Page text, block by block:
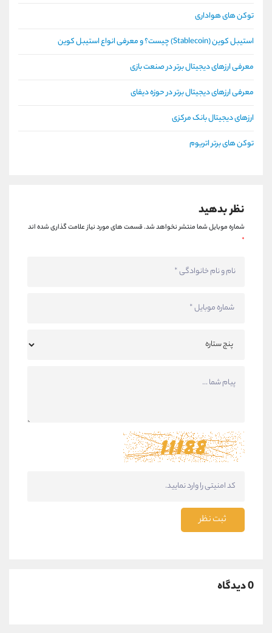
توکن های هواداری
استیبل کوین (Stablecoin) چیست؟ و معرفی انواع استیبل کوین
معرفی ارزهای دیجیتال برتر در صنعت بازی
معرفی ارزهای دیجیتال برتر در حوزه دیفای
ارزهای دیجیتال بانک مرکزی
توکن های برتر اتریوم
نظر بدهید
شماره موبایل شما منتشر نخواهد شد.قسمت های مورد نیاز علامت گذاری شده اند
*
ثبت نظر
0 دیدگاه